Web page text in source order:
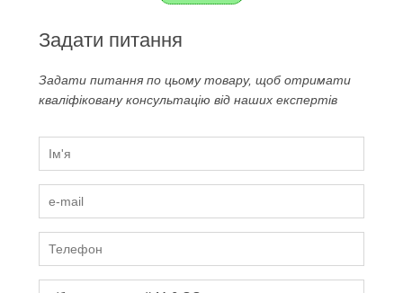
Задати питання
Задати питання по цьому товару, щоб отримати
кваліфіковану консультацію від наших експертів